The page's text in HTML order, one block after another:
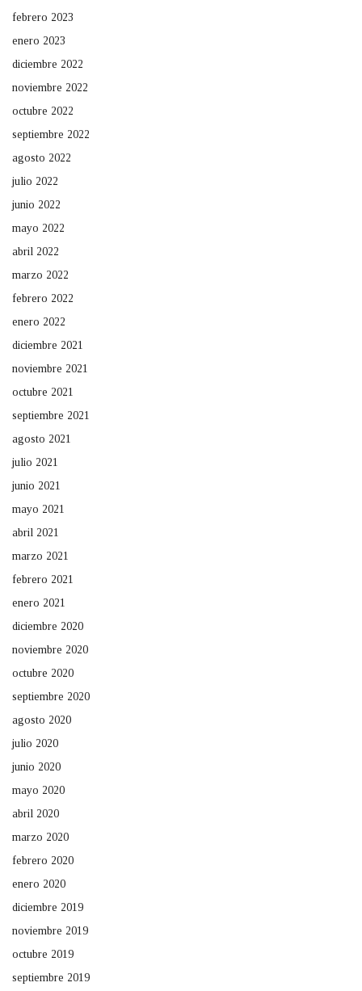
febrero 2023
enero 2023
diciembre 2022
noviembre 2022
octubre 2022
septiembre 2022
agosto 2022
julio 2022
junio 2022
mayo 2022
abril 2022
marzo 2022
febrero 2022
enero 2022
diciembre 2021
noviembre 2021
octubre 2021
septiembre 2021
agosto 2021
julio 2021
junio 2021
mayo 2021
abril 2021
marzo 2021
febrero 2021
enero 2021
diciembre 2020
noviembre 2020
octubre 2020
septiembre 2020
agosto 2020
julio 2020
junio 2020
mayo 2020
abril 2020
marzo 2020
febrero 2020
enero 2020
diciembre 2019
noviembre 2019
octubre 2019
septiembre 2019